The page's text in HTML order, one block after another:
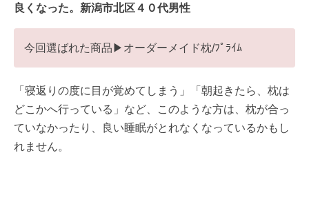
良くなった。新潟市北区４０代男性
今回選ばれた商品▶︎オーダーメイド枕/ﾌﾟﾗｲﾑ
「寝返りの度に目が覚めてしまう」「朝起きたら、枕は
どこかへ行っている」など、このような方は、枕が合っ
ていなかったり、良い睡眠がとれなくなっているかもし
れません。